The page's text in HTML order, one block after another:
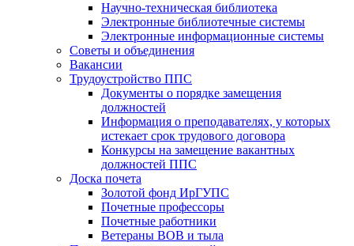
Научно-техническая библиотека
Электронные библиотечные системы
Электронные информационные системы
Советы и объединения
Вакансии
Трудоустройство ППС
Документы о порядке замещения
должностей
Информация о преподавателях, у которых
истекает срок трудового договора
Конкурсы на замещение вакантных
должностей ППС
Доска почета
Золотой фонд ИрГУПС
Почетные профессоры
Почетные работники
Ветераны ВОВ и тыла